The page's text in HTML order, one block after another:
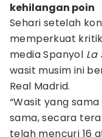
kehilangan poin
Sehari setelah
memperkuat
media Spanyol La
wasit musim ini
Real Madrid.
“Wasit yang
sama, secara
telah mencuri 16